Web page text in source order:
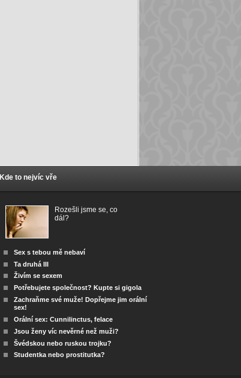
Kde to nejvíc vře
Rozešli jsme se, co
dál?
Sex s tebou mě nebaví
Ta druhá III
Živím se sexem
Potřebujete společnost? Kupte si gigola
Zachraňme své muže! Dopřejme jim orální
sex!
Orální sex: Cunnilinctus, felace
Jsou ženy víc nevěrné než muži?
Švédskou nebo ruskou trojku?
Studentka nebo prostitutka?